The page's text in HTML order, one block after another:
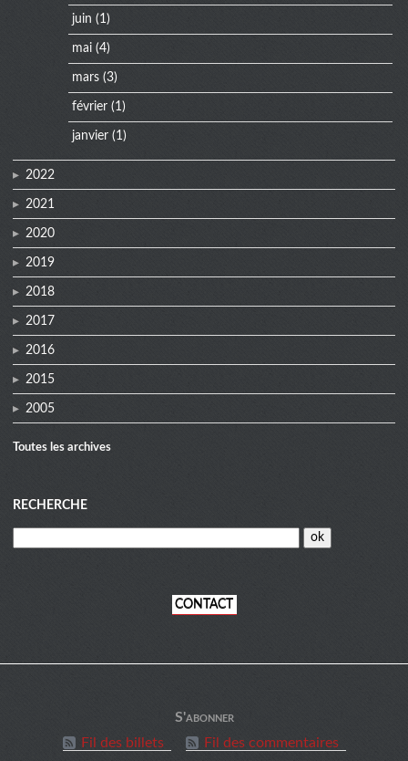
juin (1)
mai(4)
mars(3)
février(1)
janvier(1)
2022
2021
2020
2019
2018
2017
2016
2015
2005
Toutes les archives
RECHERCHE
CONTACT
S'abonner
Fil des billets
Fil des commentaires